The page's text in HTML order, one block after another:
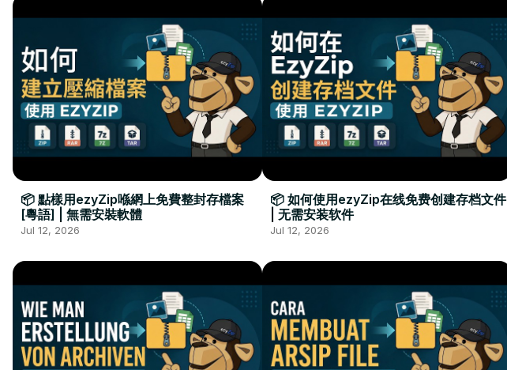
📦 點樣用ezyZip喺網上免費整封存檔案
[粵語] | 無需安裝軟體
Jul 12, 2026
📦 如何使用ezyZip在线免费创建存档文件
| 无需安装软件
Jul 12, 2026